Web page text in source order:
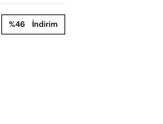
%46 İndirim